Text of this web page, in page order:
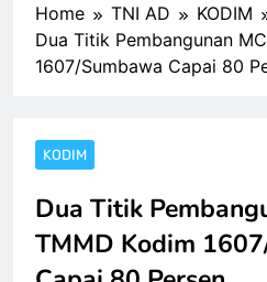
Home TNI AD
KODIM
Dua Titik Pembangunan
1607/Sumbawa Capai 80
KODIM
Dua Titik
TMMD Kodim